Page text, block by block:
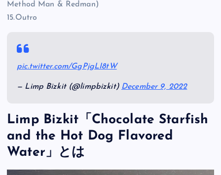
Method Man & Redman)
15.Outro
pic.twitter.com/GgPjgLI8tW
— Limp Bizkit (@limpbizkit) December 9, 2022
Limp Bizkit「Chocolate Starfish
and the Hot Dog Flavored
Water」とは